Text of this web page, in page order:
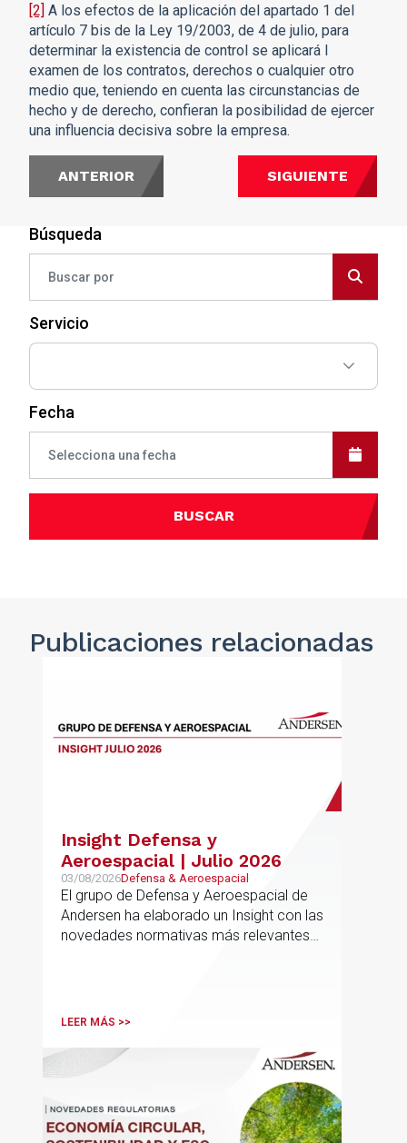
Búsqueda
Servicio
Fecha
BUSCAR
[2] A los efectos de la aplicación del apartado 1 del
artículo 7 bis de la Ley 19/2003, de 4 de julio, para
determinar la existencia de control se aplicará l
examen de los contratos, derechos o cualquier otro
medio que, teniendo en cuenta las circunstancias de
hecho y de derecho, confieran la posibilidad de ejercer
una influencia decisiva sobre la empresa.
ANTERIOR SIGUIENTE
Publicaciones relacionadas
Insight Defensa y
Aeroespacial | Julio 2026
03/08/2026Defensa & Aeroespacial
El grupo de Defensa y Aeroespacial de
Andersen ha elaborado un Insight con las
novedades normativas más relevantes
LEER MÁS >>